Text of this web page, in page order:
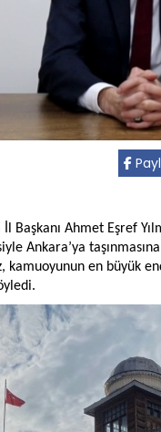
Başkanı Ahmet Eşref
Ankara’ya
kamuoyunun en büyük